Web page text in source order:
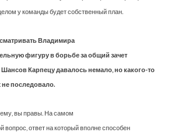
у команды будет собственный план.
Владимира
фигуру в борьбе за общий зачет
Карпецу давалось немало, но какого-то
не последовало.
вы правы. На самом
вопрос, ответ на который вполне способен